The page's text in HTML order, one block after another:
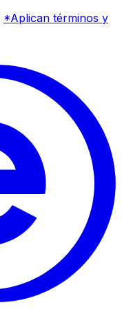
*Aplican términos y